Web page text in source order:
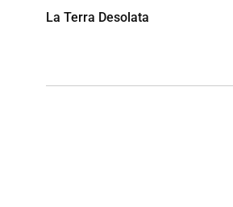
La Terra Desolata